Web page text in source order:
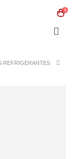
0
REFRIGERANTES